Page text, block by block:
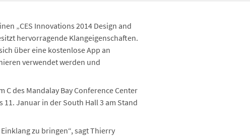
„CES Innovations 2014 Design and
hervorragende Klangeigenschaften.
über eine kostenlose App an
verwendet werden und
des Mandalay Bay Conference Center
11. Januar in der South Hall 3 am Stand
zu bringen“, sagt Thierry